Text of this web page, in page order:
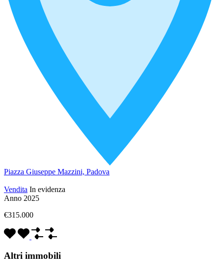
Piazza Giuseppe Mazzini, Padova
Vendita In evidenza
Anno 2025
€315.000
Altri immobili